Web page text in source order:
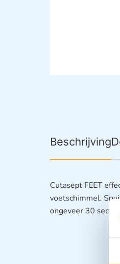
Beschrijving
Cutasept FEET
voetschimmel.
ongeveer 30